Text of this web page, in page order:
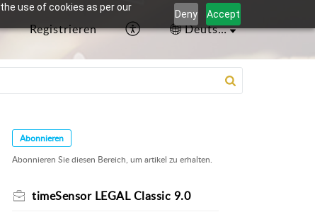
use of cookies as per our
Deny Accept
Registrieren Deutsch
Abonnieren
Abonnieren Sie diesen Bereich, um artikel zu erhalten.
timeSensor LEGAL Classic 9.0